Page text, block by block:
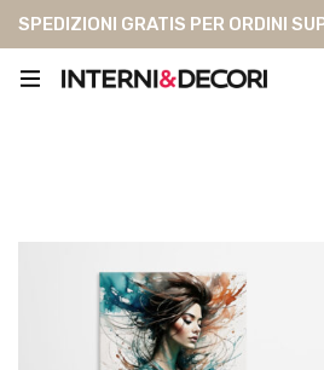
SPEDIZIONI GRATIS PER ORDINI